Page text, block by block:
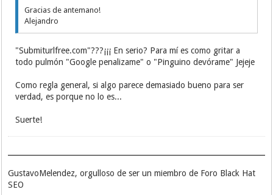
Gracias de antemano!
Alejandro
"Submiturlfree.com"???¡¡¡ En serio? Para mí es como gritar a
todo pulmón "Google penalizame" o "Pinguino devórame" Jejeje
Como regla general, si algo parece demasiado bueno para ser
verdad, es porque no lo es...
Suerte!
GustavoMelendez, orgulloso de ser un miembro de Foro Black Hat
SEO